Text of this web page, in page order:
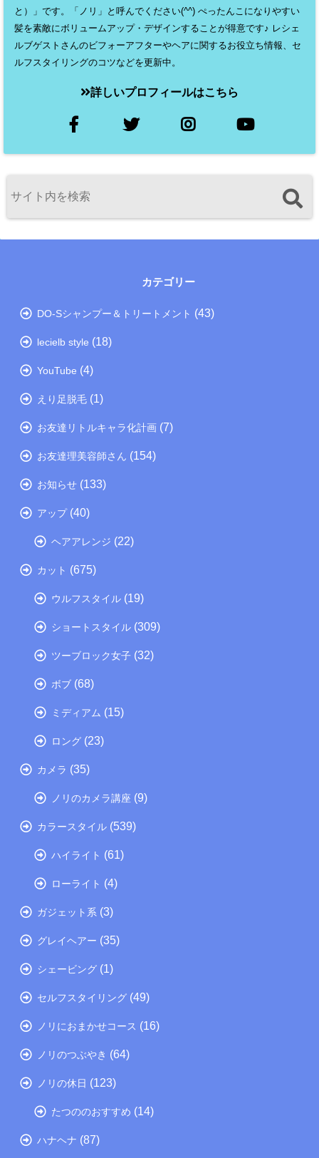
と）」です。「ノリ」と呼んでください(^^) ぺったんこになりやすい
髪を素敵にボリュームアップ・デザインすることが得意です♪ レシェ
ルブゲストさんのビフォーアフターやヘアに関するお役立ち情報、セ
ルフスタイリングのコツなどを更新中。
詳しいプロフィールはこちら
カテゴリー
DO-Sシャンプー＆トリートメント (43)
lecielb style (18)
YouTube (4)
えり足脱毛 (1)
お友達リトルキャラ化計画 (7)
お友達理美容師さん (154)
お知らせ (133)
アップ(40)
ヘアアレンジ (22)
カット (675)
ウルフスタイル (19)
ショートスタイル (309)
ツーブロック女子 (32)
ボブ (68)
ミディアム (15)
ロング (23)
カメラ (35)
ノリのカメラ講座 (9)
カラースタイル (539)
ハイライト (61)
ローライト (4)
ガジェット系 (3)
グレイヘアー (35)
シェービング (1)
セルフスタイリング (49)
ノリにおまかせコース (16)
ノリのつぶやき (64)
ノリの休日 (123)
たつののおすすめ (14)
ハナヘナ (87)